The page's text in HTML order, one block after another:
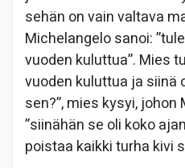
sehän on vain valtava
Michelangelo sanoi:
vuoden kuluttua”. Mies
vuoden kuluttua ja siinä
sen?”, mies kysyi,
”siinähän se oli koko
poistaa kaikki turha kivi